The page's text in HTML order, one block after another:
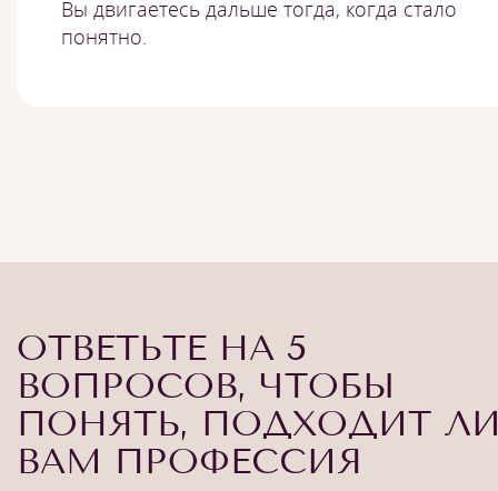
Вы двигаетесь дальше тогда, когда стало
понятно.
ОТВЕТЬТЕ НА 5
ВОПРОСОВ, ЧТОБЫ
ПОНЯТЬ, ПОДХОДИТ
ВАМ ПРОФЕССИЯ